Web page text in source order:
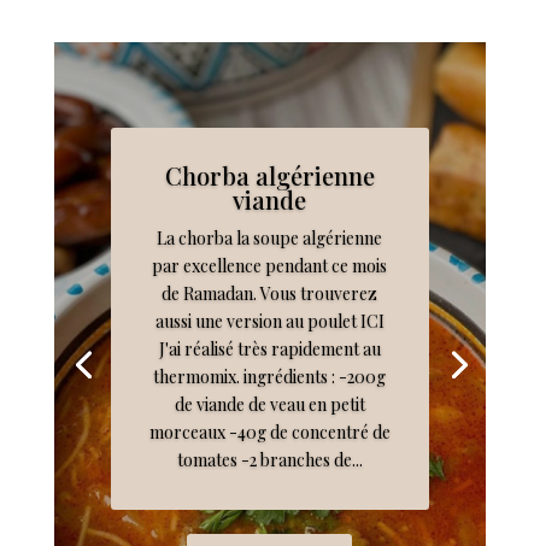
Chorba algérienne
viande
La chorba la soupe algérienne
par excellence pendant ce mois
de Ramadan. Vous trouverez
aussi une version au poulet ICI
J'ai réalisé très rapidement au
thermomix. ingrédients : -200g
de viande de veau en petit
morceaux -40g de concentré de
tomates -2 branches de...